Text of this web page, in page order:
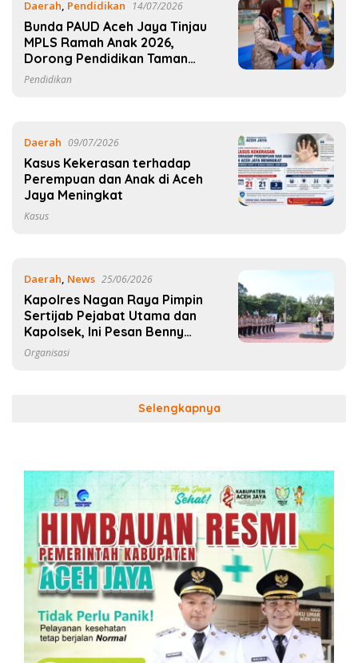
Daerah, Pendidikan 14/07/2026
Bunda PAUD Aceh Jaya Tinjau
MPLS Ramah Anak 2026,
Dorong Pendidikan Taman
Kanak-Kanak
Pendidikan
Daerah 09/07/2026
Kasus Kekerasan terhadap
Perempuan dan Anak di Aceh
Jaya Meningkat
Kasus
Daerah, News 25/06/2026
Kapolres Nagan Raya Pimpin
Sertijab Pejabat Utama dan
Kapolsek, Ini Pesan Benny
Bathara
Organisasi
Selengkapnya